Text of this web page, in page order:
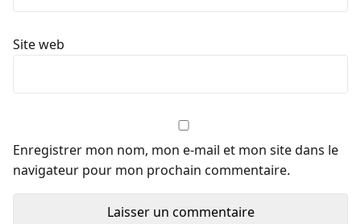
Site web
Enregistrer mon nom, mon e-mail et mon site dans le
navigateur pour mon prochain commentaire.